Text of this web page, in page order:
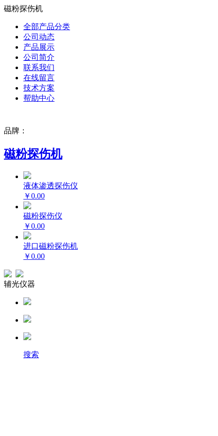
磁粉探伤机
全部产品分类
公司动态
产品展示
公司简介
联系我们
在线留言
技术方案
帮助中心
品牌：
磁粉探伤机
液体渗透探伤仪
￥0.00
磁粉探伤仪
￥0.00
进口磁粉探伤机
￥0.00
辅光仪器
搜索